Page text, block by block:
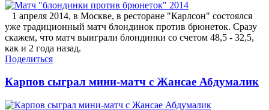
1 апреля 2014, в Москве, в ресторане "Карлсон" состоялся
уже традиционный матч блондинок против брюнеток. Сразу
скажем, что матч выиграли блондинки со счетом 48,5 - 32,5,
как и 2 года назад.
Поделиться
Карпов сыграл мини-матч с Жансае Абдумалик